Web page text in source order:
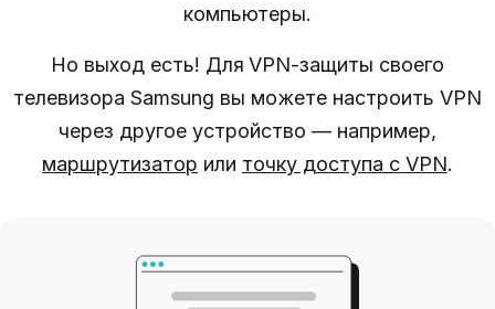
компьютеры.
Но выход есть! Для VPN-защиты своего
телевизора Samsung вы можете настроить VPN
через другое устройство — например,
маршрутизатор или точку доступа с VPN.